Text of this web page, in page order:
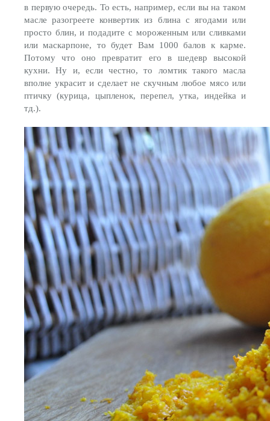
в первую очередь. То есть, например, если вы на таком
масле разогреете конвертик из блина с ягодами или
просто блин, и подадите с мороженным или сливками
или маскарпоне, то будет Вам 1000 балов к карме.
Потому что оно превратит его в шедевр высокой
кухни. Ну и, если честно, то ломтик такого масла
вполне украсит и сделает не скучным любое мясо или
птичку (курица, цыпленок, перепел, утка, индейка и
тд.).